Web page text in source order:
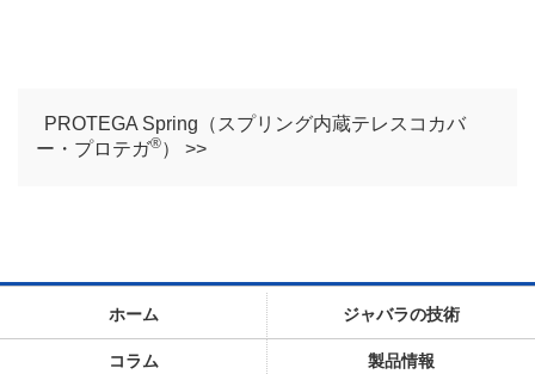
PROTEGA Spring（スプリング内蔵テレスコカバ
ー・プロテガ®） >>
ホーム ジャバラの技術
コラム 製品情報